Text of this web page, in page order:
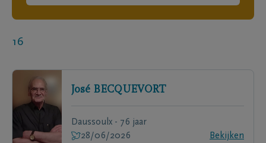
16
José BECQUEVORT
Daussoulx - 76 jaar
28/06/2026
Bekijken